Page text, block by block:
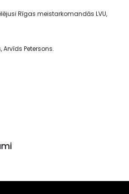
Rīgas meistarkomandās LVU,
Arvīds Petersons.